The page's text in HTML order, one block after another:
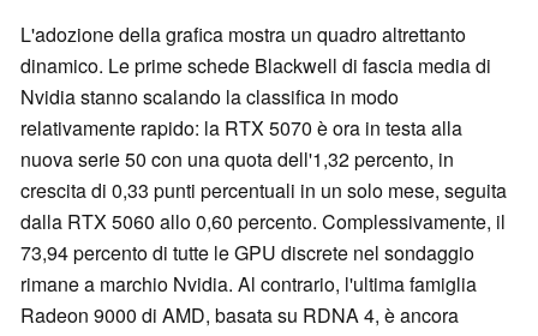
L'adozione della grafica mostra un quadro altrettanto
dinamico. Le prime schede Blackwell di fascia media di
Nvidia stanno scalando la classifica in modo
relativamente rapido: la RTX 5070 è ora in testa alla
nuova serie 50 con una quota dell'1,32 percento, in
crescita di 0,33 punti percentuali in un solo mese, seguita
dalla RTX 5060 allo 0,60 percento. Complessivamente, il
73,94 percento di tutte le GPU discrete nel sondaggio
rimane a marchio Nvidia. Al contrario, l'ultima famiglia
Radeon 9000 di AMD, basata su RDNA 4, è ancora